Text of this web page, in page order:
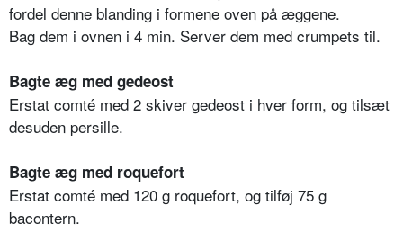
fordel denne blanding i formene oven på æggene.
Bag dem i ovnen i 4 min. Server dem med crumpets til.
Bagte æg med gedeost
Erstat comté med 2 skiver gedeost i hver form, og tilsæt
desuden persille.
Bagte æg med roquefort
Erstat comté med 120 g roquefort, og tilføj 75 g
bacontern.